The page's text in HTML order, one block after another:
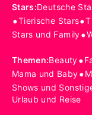
Stars:Deutsche
•Tierische Stars•
Stars und Family•
Themen:Beauty•
Mama und Baby•
Shows und
Urlaub und Reise